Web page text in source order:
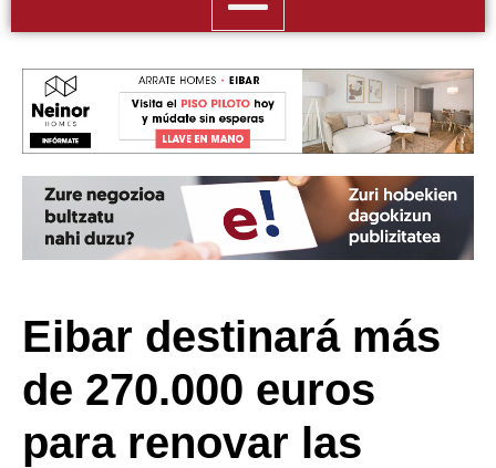
Eibar destinará más
de 270.000 euros
para renovar las